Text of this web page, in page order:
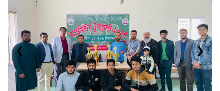
❮ ❯